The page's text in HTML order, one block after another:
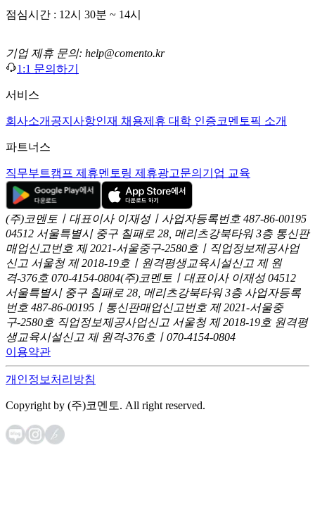
점심시간 : 12시 30분 ~ 14시
기업 제휴 문의: help@comento.kr
1:1 문의하기
서비스
회사소개 공지사항인재 채용제휴 대학 인증코멘토픽 소개
파트너스
직무부트캠프 제휴멘토링 제휴광고문의 기업 교육
(주)코멘토ㅣ대표이사 이재성ㅣ사업자등록번호 487-86-00195
04512 서울특별시 중구 칠패로 28, 메리츠강북타워 3층 통신판
매업신고번호 제 2021-서울중구-2580호ㅣ직업정보제공사업
신고 서울청 제 2018-19호ㅣ원격평생교육시설신고 제 원
격-376호 070-4154-0804(주)코멘토ㅣ대표이사 이재성 04512
서울특별시 중구 칠패로 28, 메리츠강북타워 3층 사업자등록
번호 487-86-00195ㅣ통신판매업신고번호 제 2021-서울중
구-2580호 직업정보제공사업신고 서울청 제 2018-19호 원격평
생교육시설신고 제 원격-376호ㅣ070-4154-0804
이용약관
개인정보처리방침
Copyright by (주)코멘토. All right reserved.